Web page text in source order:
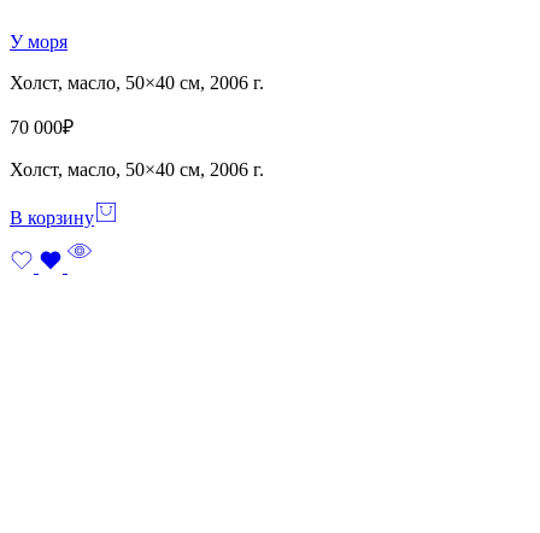
У моря
Холст, масло, 50×40 см, 2006 г.
70 000₽
Холст, масло, 50×40 см, 2006 г.
В корзину